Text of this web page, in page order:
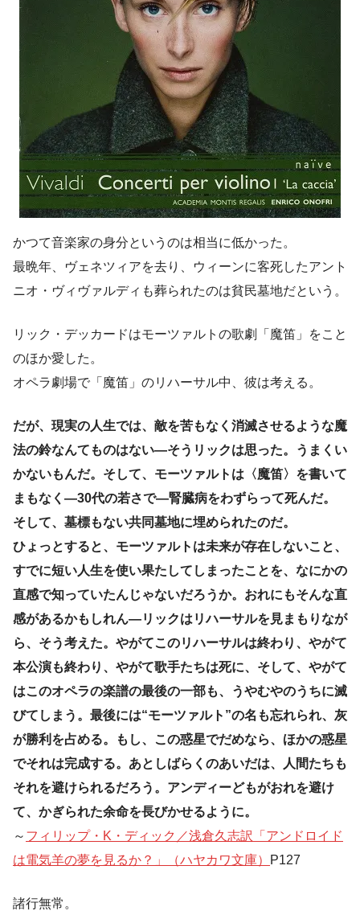
かつて音楽家の身分というのは相当に低かった。
最晩年、ヴェネツィアを去り、ウィーンに客死したアント
ニオ・ヴィヴァルディも葬られたのは貧民墓地だという。
リック・デッカードはモーツァルトの歌劇「魔笛」をこと
のほか愛した。
オペラ劇場で「魔笛」のリハーサル中、彼は考える。
だが、現実の人生では、敵を苦もなく消滅させるような魔
法の鈴なんてものはない—そうリックは思った。うまくい
かないもんだ。そして、モーツァルトは〈魔笛〉を書いて
まもなく—30代の若さで—腎臓病をわずらって死んだ。
そして、墓標もない共同墓地に埋められたのだ。
ひょっとすると、モーツァルトは未来が存在しないこと、
すでに短い人生を使い果たしてしまったことを、なにかの
直感で知っていたんじゃないだろうか。おれにもそんな直
感があるかもしれん—リックはリハーサルを見まもりなが
ら、そう考えた。やがてこのリハーサルは終わり、やがて
本公演も終わり、やがて歌手たちは死に、そして、やがて
はこのオペラの楽譜の最後の一部も、うやむやのうちに滅
びてしまう。最後には“モーツァルト”の名も忘れられ、灰
が勝利を占める。もし、この惑星でだめなら、ほかの惑星
でそれは完成する。あとしばらくのあいだは、人間たちも
それを避けられるだろう。アンディーどもがおれを避け
て、かぎられた余命を長びかせるように。
～ フィリップ・K・ディック／浅倉久志訳「アンドロイド
は電気羊の夢を見るか？」（ハヤカワ文庫）
P127
諸行無常。